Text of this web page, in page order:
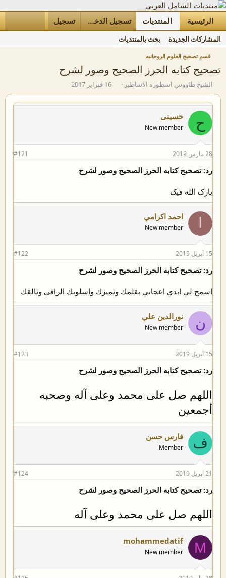
الرئيسية المنتديات ما الجديد الأعضاء تسجيل الدخول تسجيل
المشاركات الجديدة بحث بالمنتديات
قسم تصحيح العلوم الروحانيه
تصحيح كتابه الحرز الصحيح وصور لشرح
ب
ا
د
ا
ل
و
ض
ع
الشيخ طاووس اسطوره الاساطير
ت
ا
ر
ب
16 فبراير 2017
ح حسینی
New member
28 مارس 2019 #121
رد: تصحيح كتابه الحرز الصحيح وصور لشرح
بارک الله فیک
احمد اكرامي
New member
15 أبريل 2019 #122
رد: تصحيح كتابه الحرز الصحيح وصور لشرح
اسمح لي ابدي اعجابي بقلمك وتميزك واسلوبك الراقي وتالقك
ن نورالدين علي
New member
15 أبريل 2019 #123
رد: تصحيح كتابه الحرز الصحيح وصور لشرح
اللهم صل على محمد وعلى آله وصحبه
أجمعين
ف فارس حسن
Member
21 أبريل 2019 #124
رد: تصحيح كتابه الحرز الصحيح وصور لشرح
اللهم صل على محمد وعلى آله
M
mohammedatif
New member